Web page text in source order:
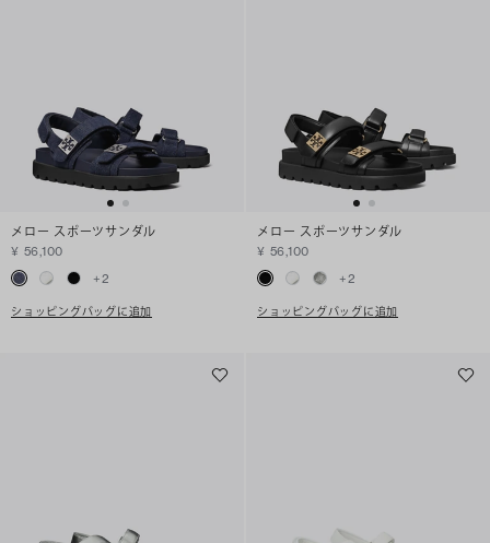
メロー スポーツサンダル
¥ 56,100
+2
ショッピングバッグに追加
メロー スポーツサンダル
¥ 56,100
+2
ショッピングバッグに追加